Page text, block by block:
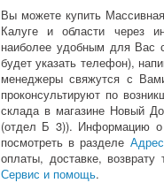
Вы можете купить
Калуге и области через
наиболее удобным для Вас
будет указать телефон),
менеджеры свяжутся с
проконсультируют по
склада в магазине Новый
(отдел Б 3)). Информацию о
посмотреть в разделе
оплаты, доставке,
Сервис и помощь.